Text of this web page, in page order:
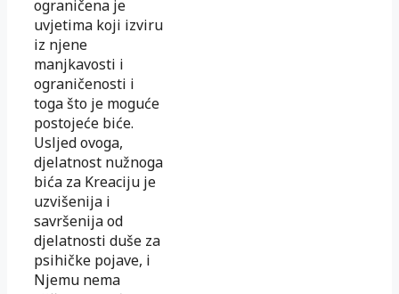
ograničena je
uvjetima koji izviru
iz njene
manjkavosti i
ograničenosti i
toga što je moguće
postojeće biće.
Usljed ovoga,
djelatnost nužnoga
bića za Kreaciju je
uzvišenija i
savršenija od
djelatnosti duše za
psihičke pojave, i
Njemu nema